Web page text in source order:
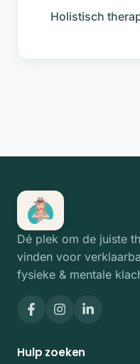
Holistisch
Dé plek om de juiste
vinden voor
fysieke & mentale
Hulp zoeken